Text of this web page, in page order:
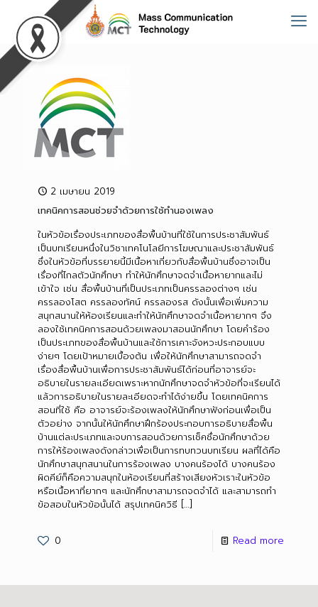
2 เมษายน 2019
เทคนิคการสอนช่วยจำด้วยการใช้ทำนองเพลง
ในหัวข้อเรื่องประเภทของสื่อพื้นบ้านที่ใช้ในการประชาสัมพันธ์
เป็นบทเรียนหนึ่งในวิชาเทคโนโลยีการโฆษณาและประชาสัมพันธ์
ซึ่งในหัวข้อที่บรรยายนี้มีเนื้อหาเกี่ยวกับสื่อพื้นบ้านซึ่งอาจเป็น
เรื่องที่ไกลตัวนักศึกษา ทำให้นักศึกษาจดจำเนื้อหายากและไม่
เข้าใจ เช่น สื่อพื้นบ้านที่เป็นประเภทเป็นครรลองต่างๆ เช่น
ครรลองโสต ครรลองทัศน์ ครรลองรส ดังนั้นเพื่อเพิ่มความ
สนุกสนานให้ห้องเรียนและทำให้นักศึกษาจดจำเนื้อหายากๆ จึง
ลองใช้เทคนิคการสอนด้วยเพลงมาสอนนักศึกษา โดยคำร้อง
เป็นประเภทของสื่อพื้นบ้านและใช้การเคาะจังหวะประกอบแบบ
ง่ายๆ โดยเป้าหมายเบื้องต้น เพื่อให้นักศึกษาสามารถจดจำ
เรื่องสื่อพื้นบ้านเพื่อการประชาสัมพันธ์ได้ก่อนที่อาจารย์จะ
อธิบายในรายละเอียดเพราะหากนักศึกษาจดจำหัวข้อที่จะเรียนได้
แล้วการอธิบายในรายละเอียดจะทำได้ง่ายขึ้น โดยเทคนิคการ
สอนที่ใช้ คือ อาจารย์จะร้องเพลงให้นักศึกษาฟังก่อนเพื่อเป็น
ตัวอย่าง จากนั้นให้นักศึกษาฝึกร้องประกอบการอธิบายสื่อพื้น
บ้านแต่ละประเภทและจบการสอนด้วยการเช็คชื่อนักศึกษาด้วย
การให้ร้องเพลงดังกล่าวเพื่อเป็นการทบทวนบทเรียน ผลที่ได้คือ
นักศึกษาสนุกสนานในการร้องเพลง บางคนร้องได้ บางคนร้อง
ผิดคีย์ก็คือความสนุกในห้องเรียนที่สร้างเสียงหัวเราะในหัวข้อ
หรือเนื้อหาที่ยากๆ และนักศึกษาสามารถจดจำได้ และสามารถทำ
ข้อสอบในหัวข้อนั้นได้ สรุปเทคนิควิธี […]
0 Read more